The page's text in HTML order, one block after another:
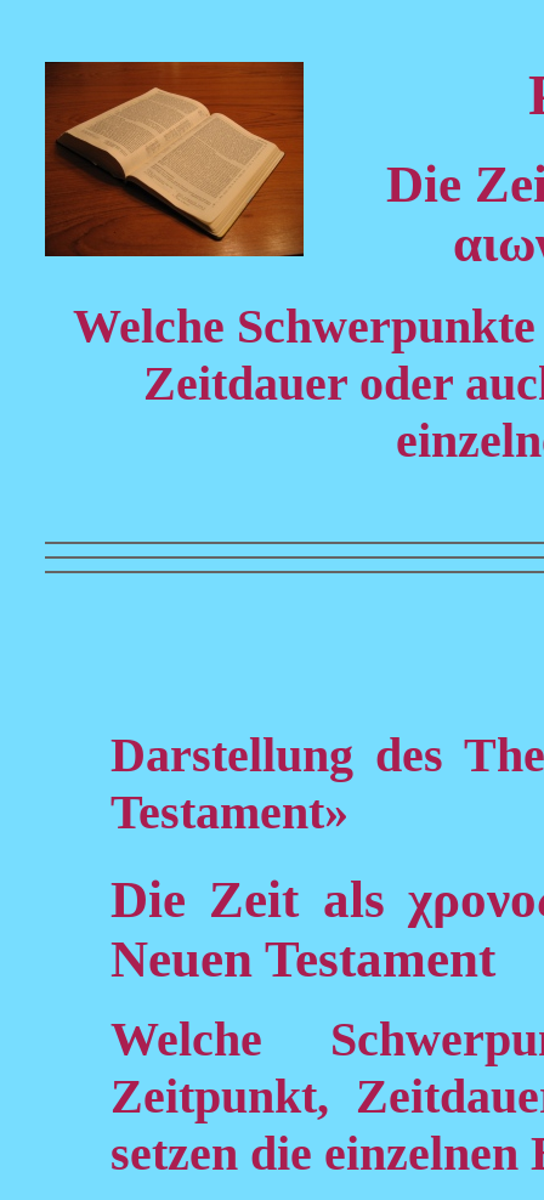
Die
Welche
Zeitdauer oder
Darstellung des
Testament»
Die Zeit als
Neuen Testament
Welche
Zeitpunkt,
setzen die einzelnen